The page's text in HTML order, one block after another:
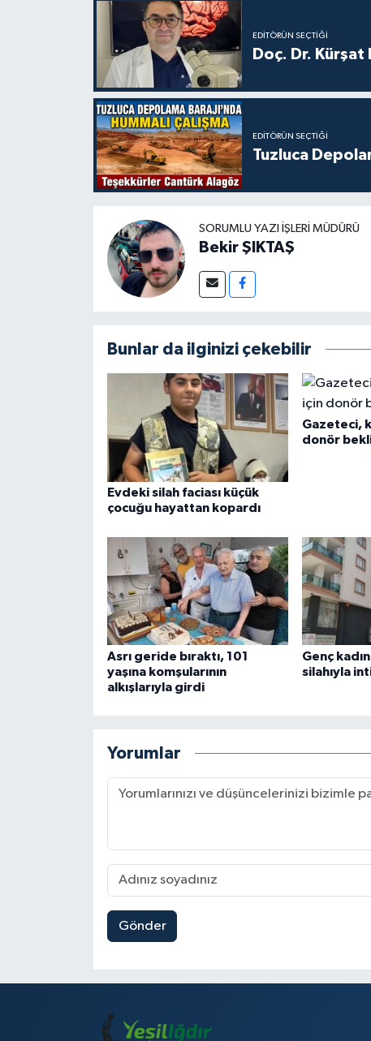
EDITÖRÜN SEÇTIĞI
Doç. Dr. Kürşat
EDITÖRÜN SEÇTIĞI
Tuzluca
SORUMLU YAZI İŞLERI MÜDÜRÜ
Bekir ŞIKTAŞ
Bunlar da ilginizi çekebilir
Evdeki silah faciası küçük
çocuğu hayattan kopardı
Gazeteci,
donör
Asrı geride bıraktı, 101
yaşına komşularının
alkışlarıyla girdi
Genç
silahıyla
Yorumlar
Gönder